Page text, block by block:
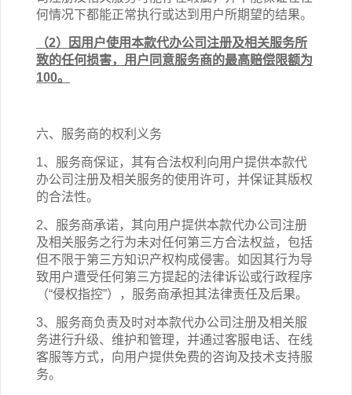
何情况下都能正常执行或达到用户所期望的结果。
（2）因用户使用本款代办公司注册及相关服务所
致的任何损害，用户同意服务商的最高赔偿限额为
100。
六、服务商的权利义务
1、服务商保证，其有合法权利向用户提供本款代
办公司注册及相关服务的使用许可，并保证其版权
的合法性。
2、服务商承诺，其向用户提供本款代办公司注册
及相关服务之行为未对任何第三方合法权益，包括
但不限于第三方知识产权构成侵害。如因其行为导
致用户遭受任何第三方提起的法律诉讼或行政程序
（“侵权指控”），服务商承担其法律责任及后果。
3、服务商负责及时对本款代办公司注册及相关服
务进行升级、维护和管理，并通过客服电话、在线
客服等方式，向用户提供免费的咨询及技术支持服
务。